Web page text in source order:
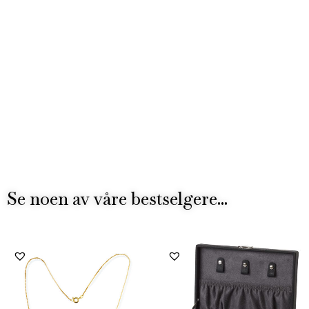
Se noen av våre bestselgere...